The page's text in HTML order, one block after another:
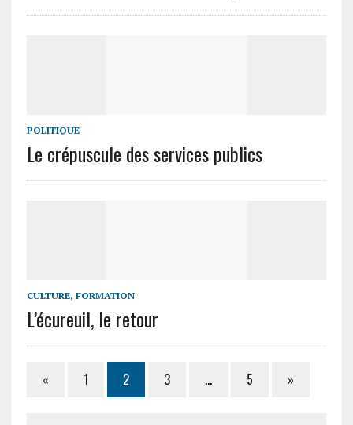
POLITIQUE
Le crépuscule des services publics
CULTURE, FORMATION
L’écureuil, le retour
« 1 2 3 … 5 »